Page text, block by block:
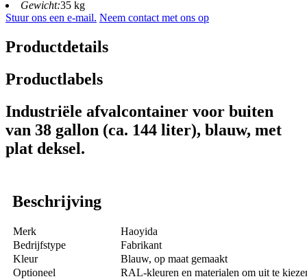
Gewicht:35 kg
Stuur ons een e-mail. Neem contact met ons op
Productdetails
Productlabels
Industriële afvalcontainer voor buiten
van 38 gallon (ca. 144 liter), blauw, met
plat deksel.
Beschrijving
Merk
Haoyida
Bedrijfstype
Fabrikant
Kleur
Blauw, op maat gemaakt
Optioneel
RAL-kleuren en materialen om uit te